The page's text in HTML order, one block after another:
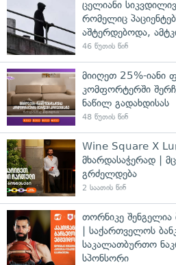
ცელიანი
რომელიც
აშტერდებოდა,
46 წუთის წინ
მიიღეთ 25%-იანი
კომფორტერში
ნაწილ გადახდისას
48 წუთის წინ
Wine Square X
მხარდასაჭერად |
გრძელდება
2 საათის წინ
თორნიკე შენგელია
| საქართველოს
საკალათბურთო
სპონსორი